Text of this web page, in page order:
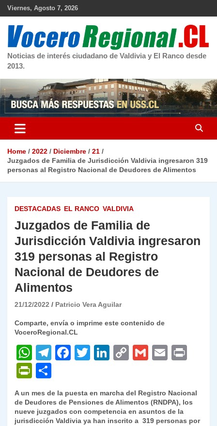
Skip
Viernes, Agosto 7, 2026
Noticias de interés ciudadano de Valdivia y El Ranco desde
2013.
Home 2022 Diciembre
21
Juzgados de Familia de Jurisdicción Valdivia ingresaron 319
personas al Registro Nacional de Deudores de Alimentos
DESTACADAS EL RANCO VALDIVIA
Juzgados de Familia de
Jurisdicción Valdivia ingresaron
319 personas al Registro
Nacional de Deudores de
Alimentos
21/12/2022 Patricio Vera Aguilar
Comparte, envía o imprime este contenido de
VoceroRegional.CL
W
h
at
s
A
T
gr
a
F
e
b
T
er
Li
e
dI
C
y
Li
G
l
E
l
P
nt
Fr
o
m
p
A un mes de la puesta en marcha del Registro Nacional
de Deudores de Pensiones de Alimentos (RNDPA), los
nueve juzgados con competencia en asuntos de la
jurisdicción Valdivia ya han inscrito a 319 personas por